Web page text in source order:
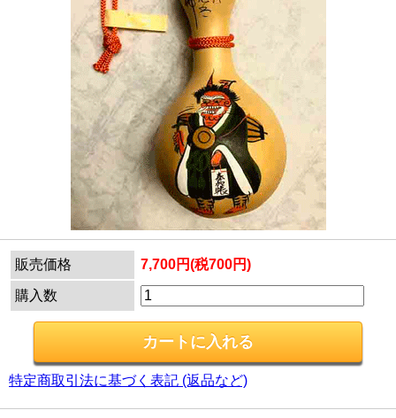
販売価格 7,700円(税700円)
購入数
特定商取引法に基づく表記 (返品など)